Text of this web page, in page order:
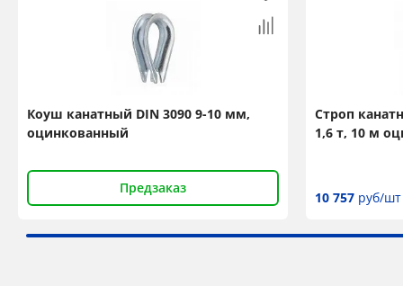
Коуш канатный DIN 3090 9-10 мм,
оцинкованный
Предзаказ
Строп
1,6 т, 10 м
10 757 руб/шт